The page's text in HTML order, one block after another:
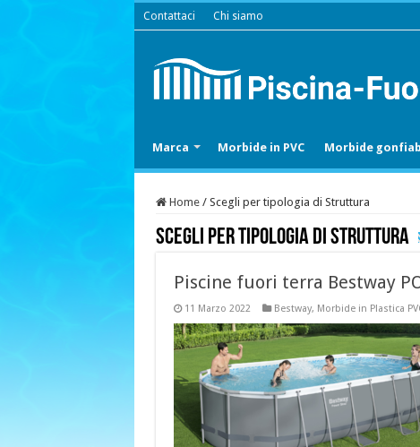
Contattaci Chi siamo
Marca Morbide in PVC Morbide
Home / Scegli per tipologia di Struttura
Scegli per tipologia di Struttura
Piscine fuori terra Bestway
11 Marzo 2022 Bestway, Morbide in Plastica